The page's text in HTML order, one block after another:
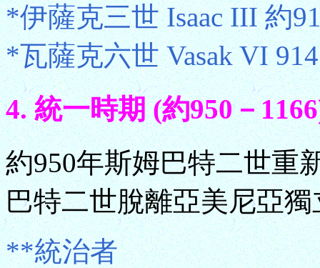
*伊薩克三世 Isaac III 約
*瓦薩克六世 Vasak VI
4. 統一時期 (約950－
約950年斯姆巴特二世重
巴特二世脫離亞美尼亞
**統治者